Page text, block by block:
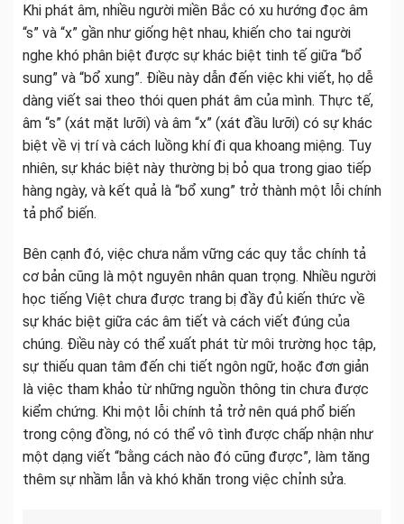
Khi phát âm, nhiều người miền Bắc có xu hướng đọc âm
“s” và “x” gần như giống hệt nhau, khiến cho tai người
nghe khó phân biệt được sự khác biệt tinh tế giữa “bổ
sung” và “bổ xung”. Điều này dẫn đến việc khi viết, họ dễ
dàng viết sai theo thói quen phát âm của mình. Thực tế,
âm “s” (xát mặt lưỡi) và âm “x” (xát đầu lưỡi) có sự khác
biệt về vị trí và cách luồng khí đi qua khoang miệng. Tuy
nhiên, sự khác biệt này thường bị bỏ qua trong giao tiếp
hàng ngày, và kết quả là “bổ xung” trở thành một lỗi chính
tả phổ biến.
Bên cạnh đó, việc chưa nắm vững các quy tắc chính tả
cơ bản cũng là một nguyên nhân quan trọng. Nhiều người
học tiếng Việt chưa được trang bị đầy đủ kiến thức về
sự khác biệt giữa các âm tiết và cách viết đúng của
chúng. Điều này có thể xuất phát từ môi trường học tập,
sự thiếu quan tâm đến chi tiết ngôn ngữ, hoặc đơn giản
là việc tham khảo từ những nguồn thông tin chưa được
kiểm chứng. Khi một lỗi chính tả trở nên quá phổ biến
trong cộng đồng, nó có thể vô tình được chấp nhận như
một dạng viết “bằng cách nào đó cũng được”, làm tăng
thêm sự nhầm lẫn và khó khăn trong việc chỉnh sửa.